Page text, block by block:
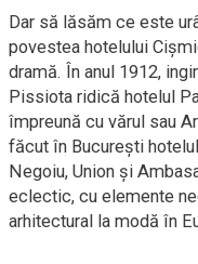
Dar să lăsăm ce este
povestea hotelului
dramă. În anul 1912,
Pissiota ridică hotelul
împreună cu vărul sau
făcut în București
Negoiu, Union și
eclectic, cu elemente
arhitectural la modă în